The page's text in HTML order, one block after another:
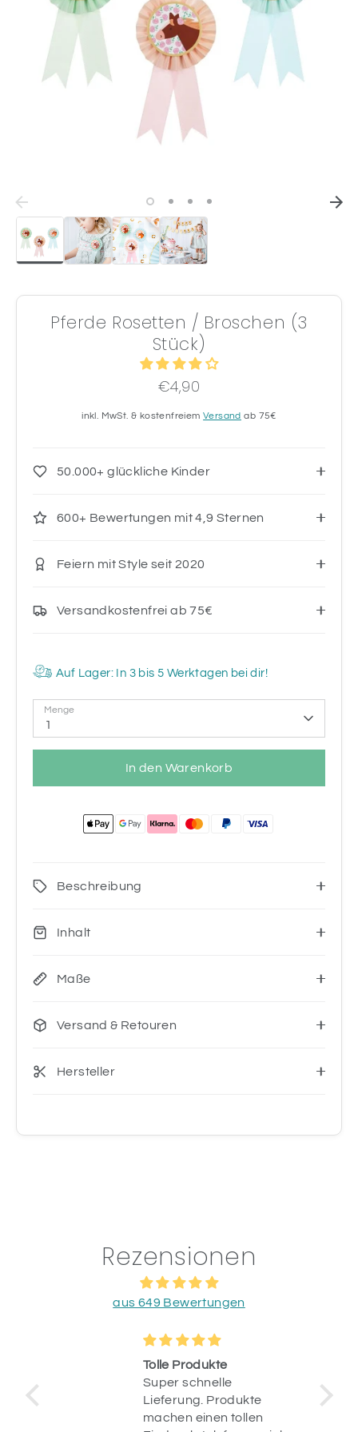
Pferde Rosetten / Broschen (3
Stück)
€4,90
inkl. MwSt. & kostenfreiemVersand ab 75€
50.000+ glückliche Kinder
600+ Bewertungen mit 4,9 Sternen
Feiern mit Style seit 2020
Versandkostenfrei ab 75€
Auf Lager: In 3 bis 5 Werktagen bei dir!
Menge
1
In den Warenkorb
Beschreibung
Inhalt
Maße
Versand & Retouren
Hersteller
Rezensionen
aus 649 Bewertungen
Tolle Produkte
Super schnelle
Lieferung. Produkte
machen einen tollen